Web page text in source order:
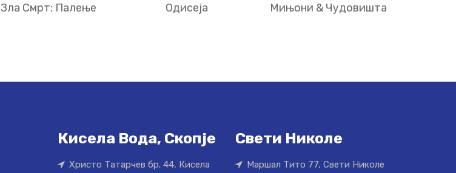
Зла Смрт: Палење Одисеја Мињони & Чудовишта
Кисела Вода, Скопје
Христо Татарчев бр. 44, Кисела
Свети Николе
Маршал Тито 77, Свети Николе